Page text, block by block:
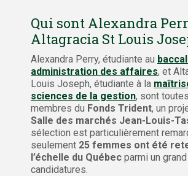
Qui sont Alexandra
Altagracia St Louis
Alexandra Perry, étudiante au
administration des affaires, et
Louis Joseph, étudiante à la
sciences de la gestion, sont
membres du Fonds Trident, un
Salle des marchés Jean-Louis-
sélection est particulièrement
seulement 25 femmes ont été
l’échelle du Québec parmi un
candidatures.